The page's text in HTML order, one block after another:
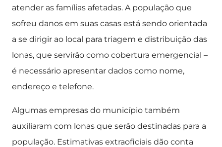
atender as famílias afetadas. A população que
sofreu danos em suas casas está sendo orientada
a se dirigir ao local para triagem e distribuição das
lonas, que servirão como cobertura emergencial –
é necessário apresentar dados como nome,
endereço e telefone.
Algumas empresas do município também
auxiliaram com lonas que serão destinadas para a
população. Estimativas extraoficiais dão conta